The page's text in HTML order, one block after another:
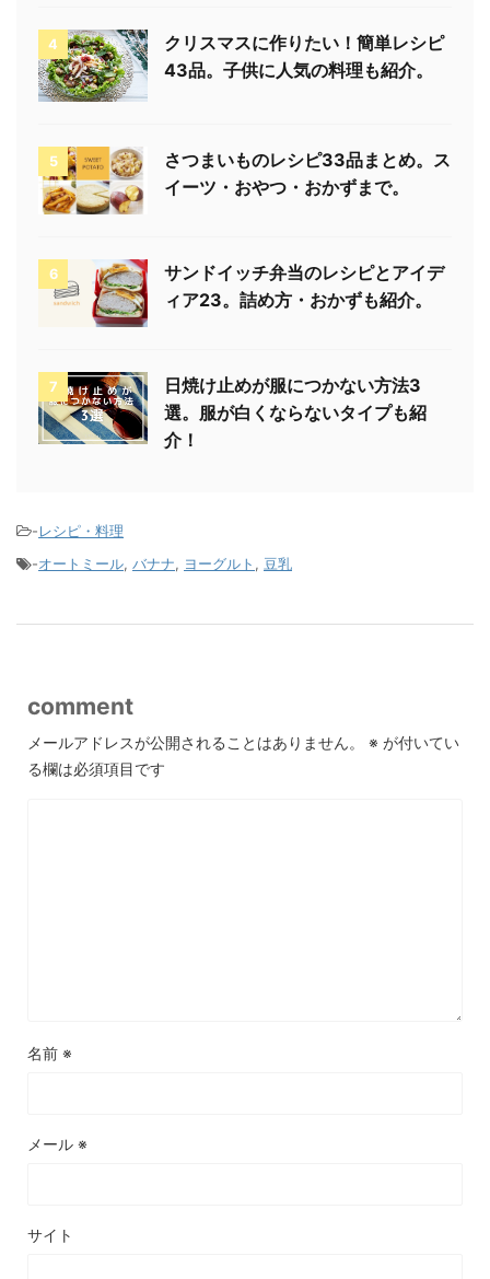
4
クリスマスに作りたい！簡単レシピ
43品。子供に人気の料理も紹介。
5
さつまいものレシピ33品まとめ。ス
イーツ・おやつ・おかずまで。
6
サンドイッチ弁当のレシピとアイデ
ィア23。詰め方・おかずも紹介。
7
日焼け止めが服につかない方法3
選。服が白くならないタイプも紹
介！
-レシピ・料理
-オートミール, バナナ, ヨーグルト , 豆乳
comment
メールアドレスが公開されることはありません。 ※ が付いてい
る欄は必須項目です
名前 ※
メール ※
サイト